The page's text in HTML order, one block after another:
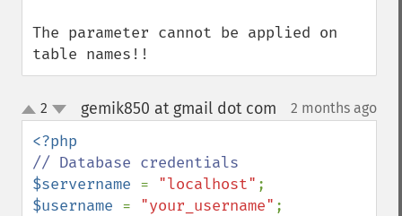
The parameter cannot be applied on
table names!!
up
down
2 gemik850 at gmail dot com 2 months ago
$servername = "localhost"
$username = "your_username"